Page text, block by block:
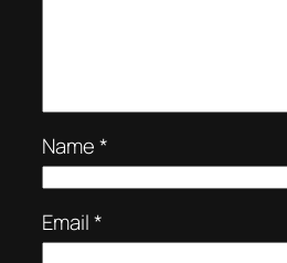
Name*
Email*